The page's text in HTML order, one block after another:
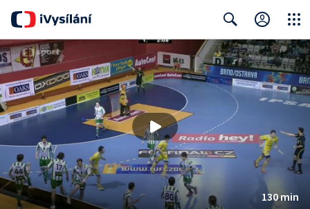
Search Close
130 min